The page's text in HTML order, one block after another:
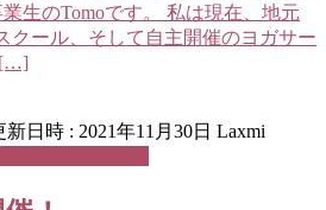
生のTomoです。 私は現在、地元
クール、そして自主開催のヨガサー
[…]
新日時 : 2021年11月30日 Laxmi